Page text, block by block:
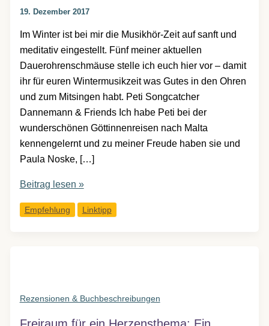
19. Dezember 2017
Im Winter ist bei mir die Musikhör-Zeit auf sanft und
meditativ eingestellt. Fünf meiner aktuellen
Dauerohrenschmäuse stelle ich euch hier vor – damit
ihr für euren Wintermusikzeit was Gutes in den Ohren
und zum Mitsingen habt. Peti Songcatcher
Dannemann & Friends Ich habe Peti bei der
wunderschönen Göttinnenreisen nach Malta
kennengelernt und zu meiner Freude haben sie und
Paula Noske, […]
Klangzauber
besondere
Beitrag lesen »
Empfehlung Linktipp
Rezensionen & Buchbeschreibungen